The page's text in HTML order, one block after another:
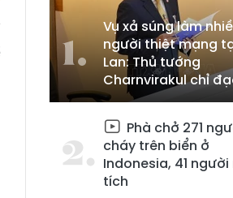
Vụ xả súng làm
người thiệt mạng
Lan: Thủ tướng
Charnvirakul chỉ
Phà chở 271
cháy trên biển ở
Indonesia, 41
tích